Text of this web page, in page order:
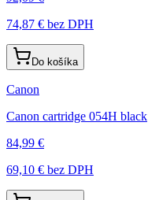
74,87 € bez DPH
Do košíka
Canon
Canon cartridge 054H black
84,99 €
69,10 € bez DPH